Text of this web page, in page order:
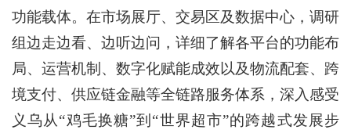
功能载体。在市场展厅、交易区及数据中心，调研
组边走边看、边听边问，详细了解各平台的功能布
局、运营机制、数字化赋能成效以及物流配套、跨
境支付、供应链金融等全链路服务体系，深入感受
义乌从“鸡毛换糖”到“世界超市”的跨越式发展步